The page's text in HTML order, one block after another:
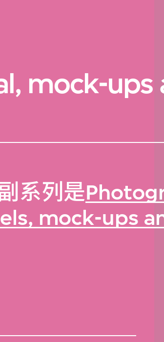
mock-ups
系列是
mock-ups